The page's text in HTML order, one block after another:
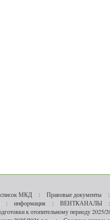
список МКД : Правовые документы
:
: информация : ВЕНТКАНАЛЫ
:
к отопительному периоду 2025/